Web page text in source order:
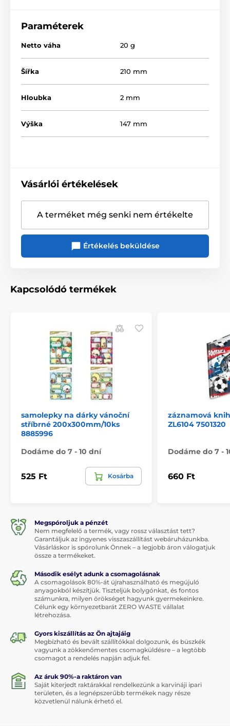
Paraméterek
Netto váha 20 g
Šířka 210 mm
Hloubka 2 mm
Výška 147 mm
Vásárlói értékelések
A terméket még senki nem értékelte
Értékelés beküldése
Kapcsolódó termékek
samolepky na dárky vánoční
stříbrné 200x300mm/10ks
8885996
Dodáme do 7 - 10 dní
525 Ft Kosárba
záznamová
ZL6104 7501320
Dodáme do 7 -
660 Ft
Megspóroljuk a pénzét
Nem megfelelő a termék, vagy rossz választást tett?
Garantáljuk az ingyenes visszaszállítást webáruházunkba.
Vásárláskor is spórolunk Önnek – a legjobb áron válogatjuk
össze a termékeket.
Második esélyt adunk a csomagolásnak
A csomagolások 80%-át újrahasználható és megújuló
anyagokból készítjük. Tiszteljük bolygónkat, és fontos
számunkra, milyen örökséget hagyunk gyermekeinkre.
Célunk egy környezetbarát ZERO WASTE vállalat
létrehozása.
Gyors kiszállítás az Ön ajtajáig
Megbízható és bevált szállítókkal dolgozunk, és büszkék
vagyunk a zökkenőmentes csomagküldésre – a legtöbb
csomagot a rendelés napján adjuk fel.
Az áruk 90%-a raktáron van
Saját kiterjedt raktárakkal rendelkezünk a karvináji ipari
területen, és a legnépszerűbb termékek nagy része
közvetlenül nálunk érhető el.